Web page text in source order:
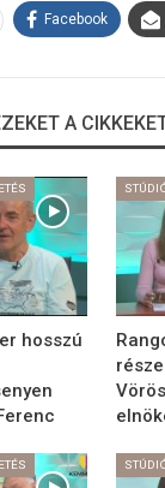
Facebook
A
hosszú